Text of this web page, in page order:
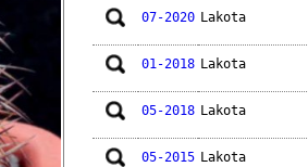
07-2020 Lakota
01-2018 Lakota
05-2018 Lakota
05-2015 Lakota